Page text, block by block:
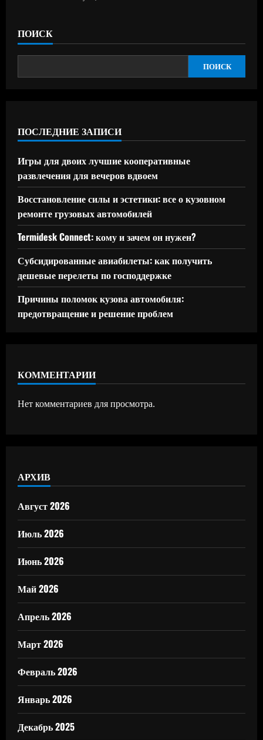
ПОИСК
ПОИСК
ПОСЛЕДНИЕ ЗАПИСИ
Игры для двоих лучшие кооперативные
развлечения для вечеров вдвоем
Восстановление силы и эстетики: все о кузовном
ремонте грузовых автомобилей
Termidesk Connect: кому и зачем он нужен?
Субсидированные авиабилеты: как получить
дешевые перелеты по господдержке
Причины поломок кузова автомобиля:
предотвращение и решение проблем
КОММЕНТАРИИ
Нет комментариев для просмотра.
АРХИВ
Август 2026
Июль 2026
Июнь 2026
Май 2026
Апрель 2026
Март 2026
Февраль 2026
Январь 2026
Декабрь 2025